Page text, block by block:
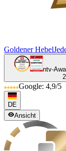
Goldener Hebel
ntv-
Google: 4,9/5
DE
Ansicht